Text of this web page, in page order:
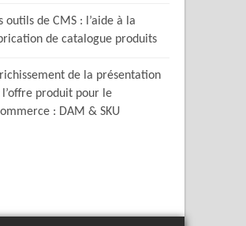
outils de CMS : l’aide à la
de catalogue produits
de la présentation
l’offre produit pour le
: DAM & SKU